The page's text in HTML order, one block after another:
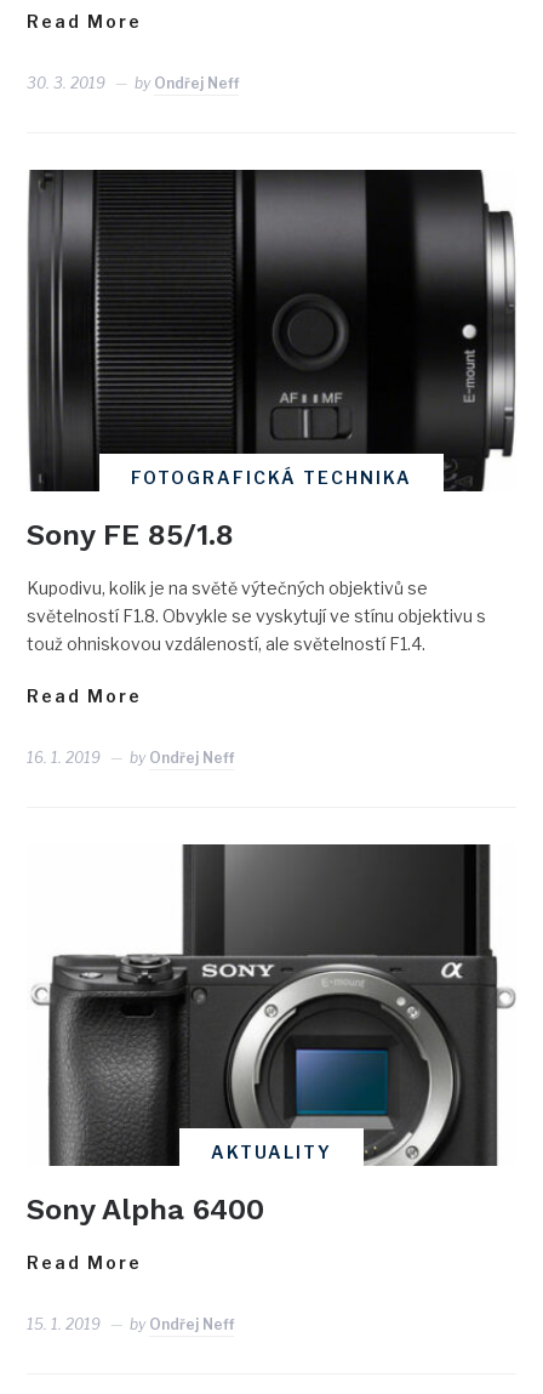
Read More
30. 3. 2019 by Ondřej Neff
FOTOGRAFICKÁ TECHNIKA
Sony FE 85/1.8
Kupodivu, kolik je na světě výtečných objektivů se
světelností F1.8. Obvykle se vyskytují ve stínu objektivu s
touž ohniskovou vzdáleností, ale světelností F1.4.
Read More
16. 1. 2019 by Ondřej Neff
AKTUALITY
Sony Alpha 6400
Read More
15. 1. 2019 by Ondřej Neff